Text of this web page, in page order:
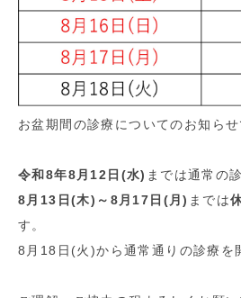
お盆期間の診療についてのお知らせ
令和8年8月12日(水) までは通常の
8月13日(木) ～8月17日(月) までは
す。
8月18日(火)から通常通りの診療を